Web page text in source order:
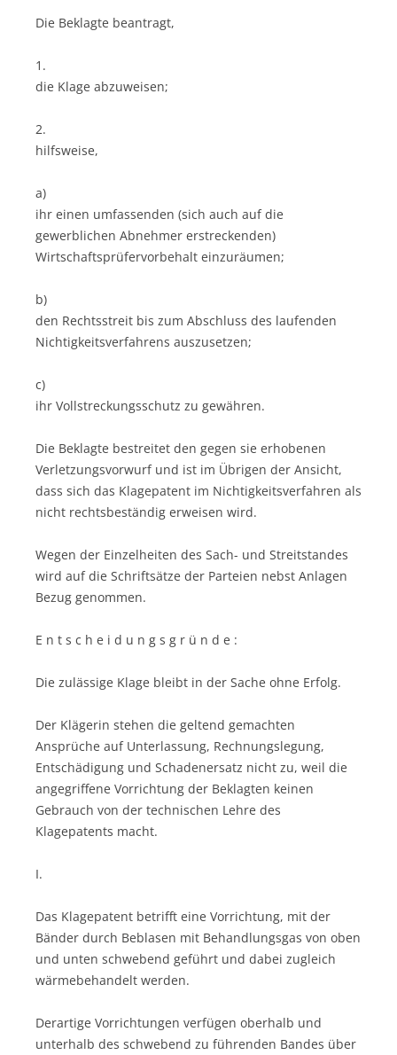
Die Beklagte beantragt,
1.
die Klage abzuweisen;
2.
hilfsweise,
a)
ihr einen umfassenden (sich auch auf die
gewerblichen Abnehmer erstreckenden)
Wirtschaftsprüfervorbehalt einzuräumen;
b)
den Rechtsstreit bis zum Abschluss des laufenden
Nichtigkeitsverfahrens auszusetzen;
c)
ihr Vollstreckungsschutz zu gewähren.
Die Beklagte bestreitet den gegen sie erhobenen
Verletzungsvorwurf und ist im Übrigen der Ansicht,
dass sich das Klagepatent im Nichtigkeitsverfahren als
nicht rechtsbeständig erweisen wird.
Wegen der Einzelheiten des Sach- und Streitstandes
wird auf die Schriftsätze der Parteien nebst Anlagen
Bezug genommen.
E n t s c h e i d u n g s g r ü n d e :
Die zulässige Klage bleibt in der Sache ohne Erfolg.
Der Klägerin stehen die geltend gemachten
Ansprüche auf Unterlassung, Rechnungslegung,
Entschädigung und Schadenersatz nicht zu, weil die
angegriffene Vorrichtung der Beklagten keinen
Gebrauch von der technischen Lehre des
Klagepatents macht.
I.
Das Klagepatent betrifft eine Vorrichtung, mit der
Bänder durch Beblasen mit Behandlungsgas von oben
und unten schwebend geführt und dabei zugleich
wärmebehandelt werden.
Derartige Vorrichtungen verfügen oberhalb und
unterhalb des schwebend zu führenden Bandes über